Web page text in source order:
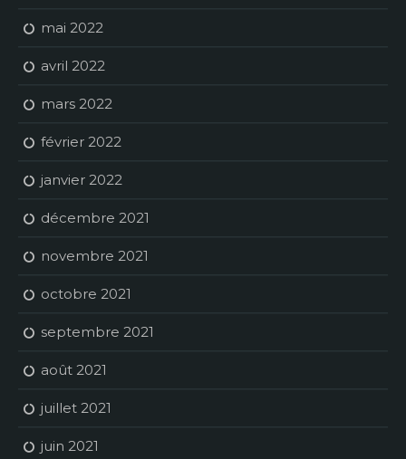
mai 2022
avril 2022
mars 2022
février 2022
janvier 2022
décembre 2021
novembre 2021
octobre 2021
septembre 2021
août 2021
juillet 2021
juin 2021